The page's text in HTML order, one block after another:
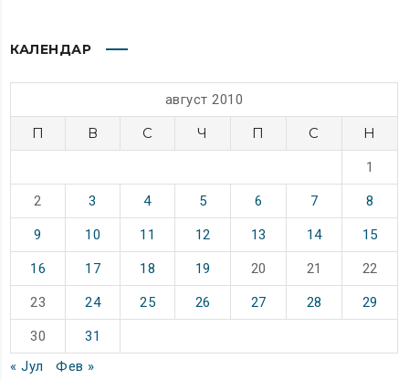
КАЛЕНДАР
август 2010
П В С Ч П С Н
1
2 3 4 5 6 7 8
9 10 11 12 13 14 15
16 17 18 19 20 21 22
23 24 25 26 27 28 29
30
31
« Јул
Фев »